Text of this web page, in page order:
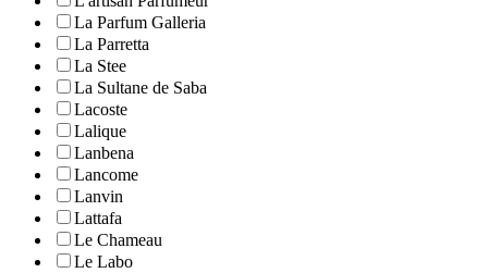
La Parfum Galleria
La Parretta
La Stee
La Sultane de Saba
Lacoste
Lalique
Lanbena
Lancome
Lanvin
Lattafa
Le Chameau
Le Labo